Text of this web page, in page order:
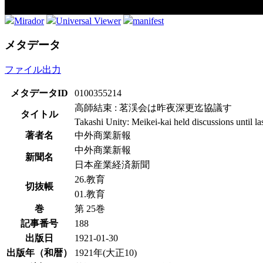
Mirador Universal Viewer manifest
メタデータ
ファイル出力
メタデータID 0100355214
タイトル
高師結束 : 茗渓会は昨夜深更迄協議す
Takashi Unity: Meikei-kai held discussions until
著者名
中外商業新報
新聞名
中外商業新報
日本産業経済新聞
切抜帳
26.教育
01.教育
巻
第 25巻
記事番号
188
出版日
1921-01-30
出版年（和暦）
1921年(大正10)